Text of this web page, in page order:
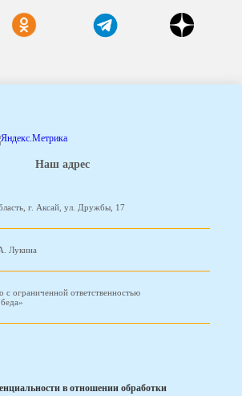
Наш адрес
г. Аксай, ул. Дружбы, 17
Лукина
с ограниченной ответственностью
в отношении обработки